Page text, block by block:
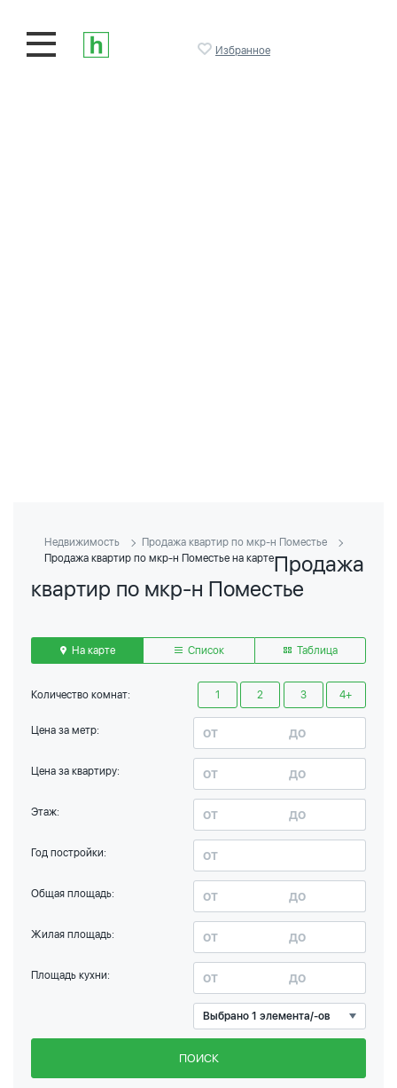
Избранное
Недвижимость
Продажа квартир по мкр-н Поместье
Продажа квартир по мкр-н Поместье на картеПродажа
квартир по мкр-н Поместье
На карте Список Таблица
Количество комнат: 1 2 3 4+
Цена за метр:
Цена за квартиру:
Этаж:
Год постройки:
Общая площадь:
Жилая площадь:
Площадь кухни:
Выбрано 1 элемента/-ов
ПОИСК